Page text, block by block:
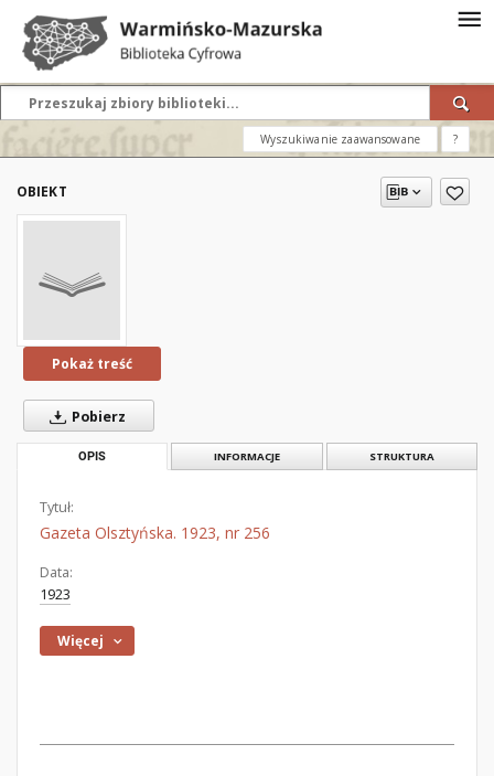
Wyszukiwanie zaawansowane ?
OBIEKT
Pokaż treść
Pobierz
OPIS INFORMACJE STRUKTURA
Tytuł:
Gazeta Olsztyńska. 1923, nr 256
Data:
1923
Więcej